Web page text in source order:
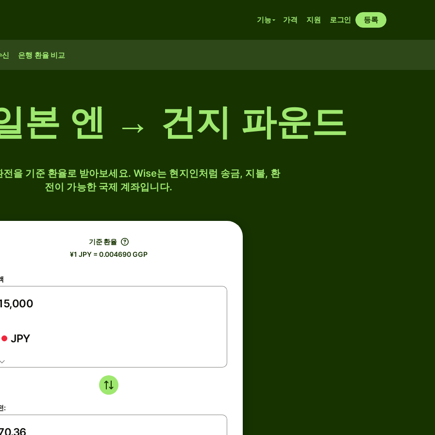
기능 가격 지원 로그인 등록
신 은행 환율 비교
본 엔 → 건지 파운드
을 기준 환율로 받아보세요. Wise는 현지인처럼 송금, 지불, 환
전이 가능한 국제 계좌입니다.
기준 환율
¥1 JPY = 0.004690 GGP
JPY
: